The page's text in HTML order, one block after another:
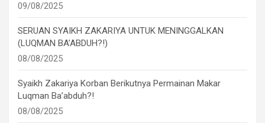
09/08/2025
SERUAN SYAIKH ZAKARIYA UNTUK MENINGGALKAN
(LUQMAN BA’ABDUH?!)
08/08/2025
Syaikh Zakariya Korban Berikutnya Permainan Makar
Luqman Ba’abduh?!
08/08/2025